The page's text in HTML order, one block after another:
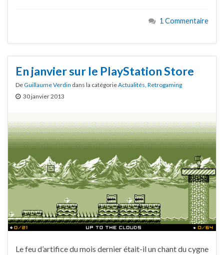
1 Commentaire
En janvier sur le PlayStation Store
DeGuillaume Verdin dans la catégorieActualités, Retrogaming
30 janvier 2013
Le feu d’artifice du mois dernier était-il un chant du cygne